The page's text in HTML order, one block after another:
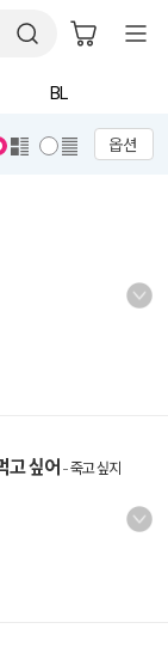
BL
옵션
고 싶어 -죽고 싶지